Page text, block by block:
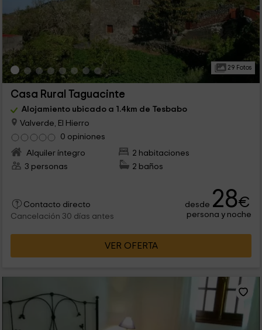
29 Fotos
Casa Rural Taguacinte
Alojamiento ubicado a 1.4km de Tesbabo
Valverde, El Hierro
0 opiniones
Alquiler íntegro
2 habitaciones
3 personas
2 baños
Contacto directo
Cancelación 30 días antes
desde 28€
persona y noche
VER OFERTA